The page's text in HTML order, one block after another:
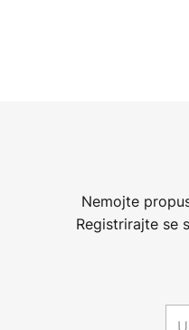
Nemojte
Registrirajte se